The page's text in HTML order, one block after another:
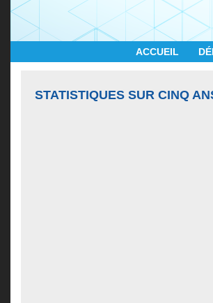
ACCUEIL
STATISTIQUES SUR CINQ